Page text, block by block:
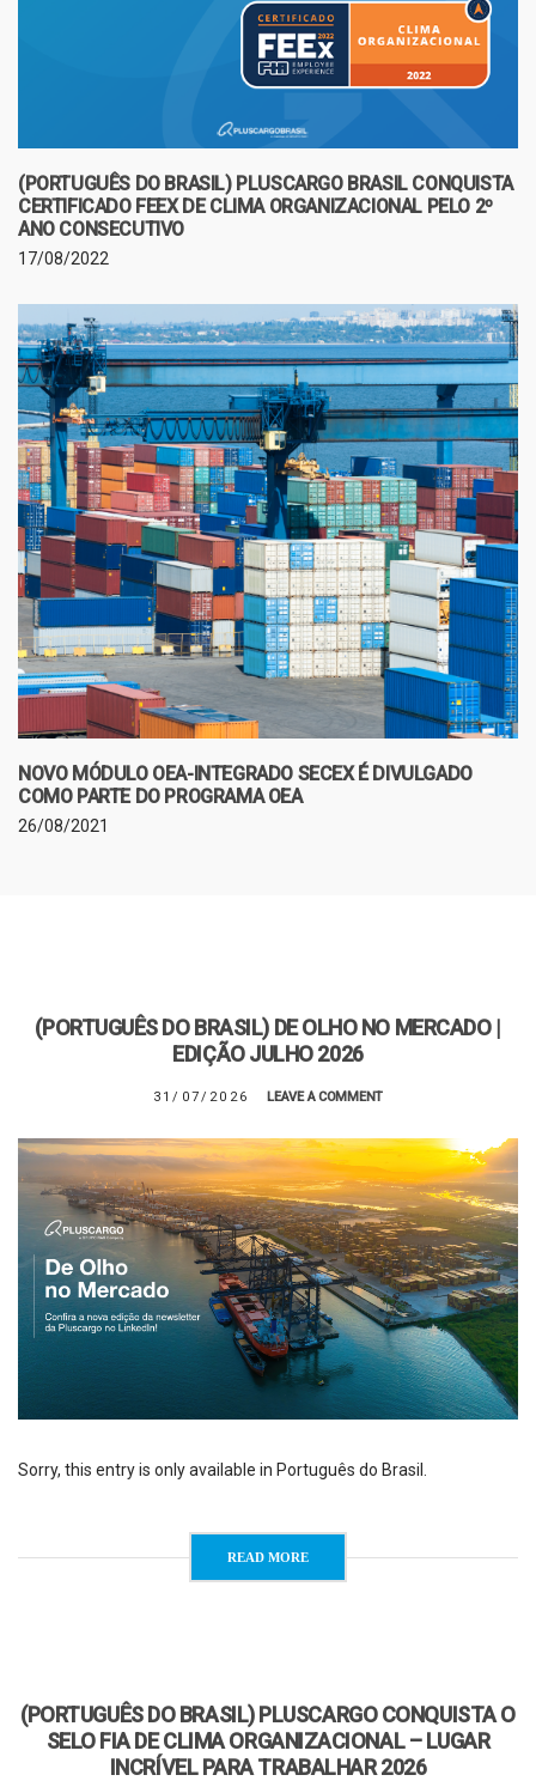
(PORTUGUÊS DO BRASIL) PLUSCARGO BRASIL CONQUISTA
CERTIFICADO FEEX DE CLIMA ORGANIZACIONAL PELO 2º
ANO CONSECUTIVO
17/08/2022
NOVO MÓDULO OEA-INTEGRADO SECEX É DIVULGADO
COMO PARTE DO PROGRAMA OEA
26/08/2021
(PORTUGUÊS DO BRASIL) DE OLHO NO MERCADO |
EDIÇÃO JULHO 2026
31/07/2026 LEAVE A COMMENT
Sorry, this entry is only available in Português do Brasil.
READ MORE
(PORTUGUÊS DO BRASIL) PLUSCARGO CONQUISTA O
SELO FIA DE CLIMA ORGANIZACIONAL – LUGAR
INCRÍVEL PARA TRABALHAR 2026